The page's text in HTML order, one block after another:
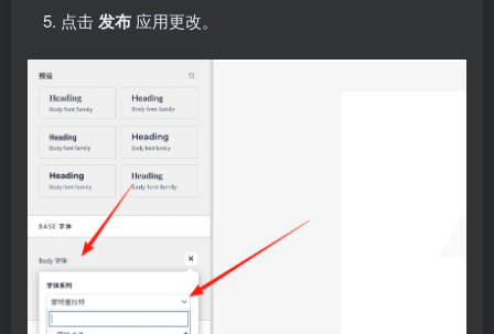
点击发布 应用更改。